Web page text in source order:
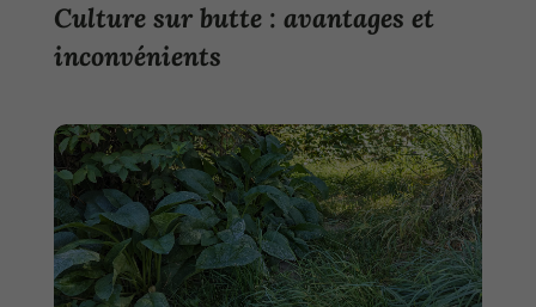
Culture sur butte : avantages et
inconvénients